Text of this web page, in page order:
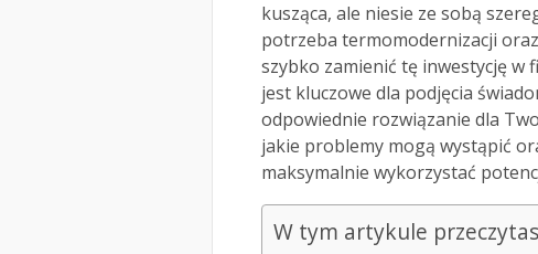
kusząca, ale niesie ze sobą
potrzeba termomodernizacji
szybko zamienić tę inwestycję w
jest kluczowe dla podjęcia
odpowiednie rozwiązanie dla
jakie problemy mogą wystąpić
maksymalnie wykorzystać
W tym artykule